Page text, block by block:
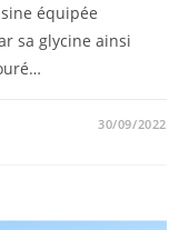
équipée
sa glycine ainsi
30/09/2022